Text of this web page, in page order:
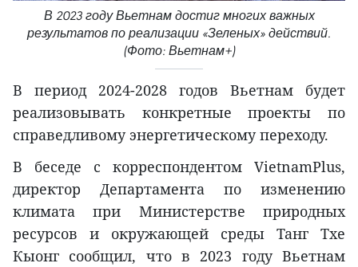
В 2023 году Вьетнам достиг многих важных
результатов по реализации «Зеленых» действий.
(Фото: Вьетнам+)
В период 2024-2028 годов Вьетнам будет
реализовывать конкретные проекты по
справедливому энергетическому переходу.
В беседе с корреспондентом VietnamPlus,
директор Департамента по изменению
климата при Министерстве природных
ресурсов и окружающей среды Танг Тхе
Кыонг сообщил, что в 2023 году Вьетнам